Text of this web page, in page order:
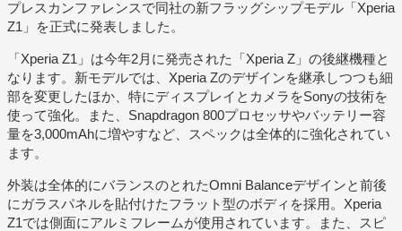
プレスカンファレンスで同社の新フラッグシップモデル「Xperia
Z1」を正式に発表しました。
「Xperia Z1」は今年2月に発売された「Xperia Z」の後継機種と
なります。新モデルでは、Xperia Zのデザインを継承しつつも細
部を変更したほか、特にディスプレイとカメラをSonyの技術を
使って強化。また、Snapdragon 800プロセッサやバッテリー容
量を3,000mAhに増やすなど、スペックは全体的に強化されてい
ます。
外装は全体的にバランスのとれたOmni Balanceデザインと前後
にガラスパネルを貼付けたフラット型のボディを採用。Xperia
Z1では側面にアルミフレームが使用されています。また、スピ